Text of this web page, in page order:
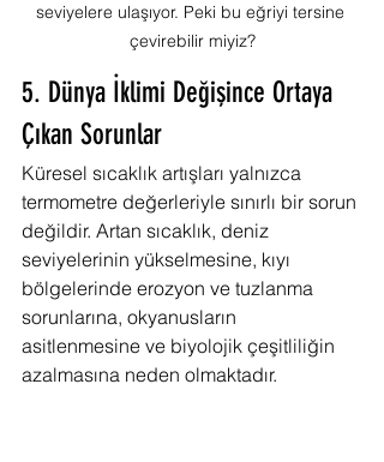
seviyelere ulaşıyor. Peki bu eğriyi tersine
çevirebilir miyiz?
5. Dünya İklimi Değişince Ortaya
Çıkan Sorunlar
Küresel sıcaklık artışları yalnızca
termometre değerleriyle sınırlı bir sorun
değildir. Artan sıcaklık, deniz
seviyelerinin yükselmesine, kıyı
bölgelerinde erozyon ve tuzlanma
sorunlarına, okyanusların
asitlenmesine ve biyolojik çeşitliliğin
azalmasına neden olmaktadır.